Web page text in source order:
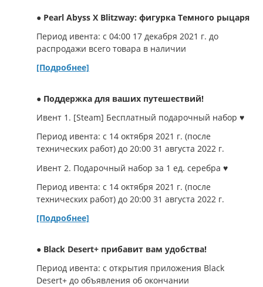
● Pearl Abyss X Blitzway: фигурка Темного рыцаря
Период ивента: с 04:00 17 декабря 2021 г. до
распродажи всего товара в наличии
[Подробнее]
● Поддержка для ваших путешествий!
Ивент 1. [Steam] Бесплатный подарочный набор ♥
Период ивента: с 14 октября 2021 г. (после
технических работ) до 20:00 31 августа 2022 г.
Ивент 2. Подарочный набор за 1 ед. серебра ♥
Период ивента: с 14 октября 2021 г. (после
технических работ) до 20:00 31 августа 2022 г.
[Подробнее]
● Black Desert+ прибавит вам удобства!
Период ивента: с открытия приложения Black
Desert+ до объявления об окончании